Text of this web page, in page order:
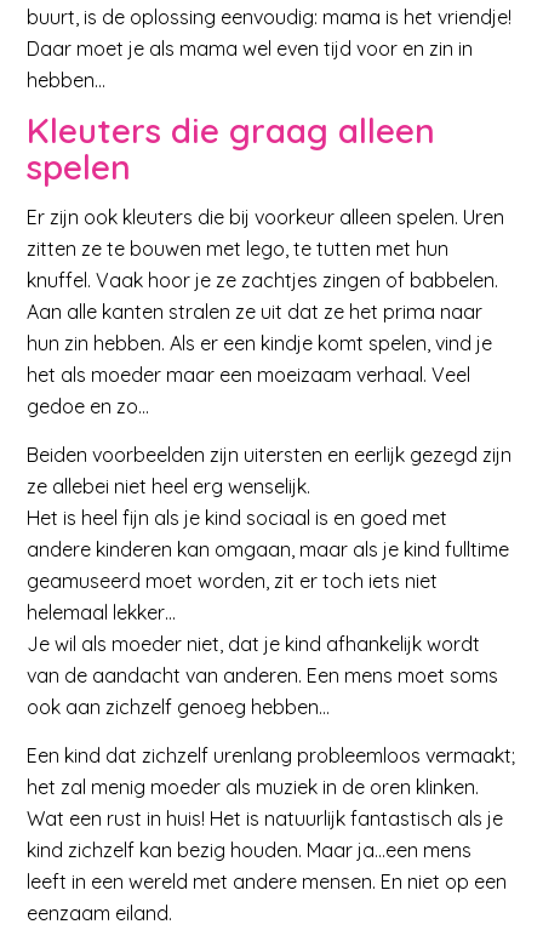
buurt, is de oplossing eenvoudig: mama is het vriendje!
Daar moet je als mama wel even tijd voor en zin in
hebben…
Kleuters die graag alleen
spelen
Er zijn ook kleuters die bij voorkeur alleen spelen. Uren
zitten ze te bouwen met lego, te tutten met hun
knuffel. Vaak hoor je ze zachtjes zingen of babbelen.
Aan alle kanten stralen ze uit dat ze het prima naar
hun zin hebben. Als er een kindje komt spelen, vind je
het als moeder maar een moeizaam verhaal. Veel
gedoe en zo…
Beiden voorbeelden zijn uitersten en eerlijk gezegd zijn
ze allebei niet heel erg wenselijk.
Het is heel fijn als je kind sociaal is en goed met
andere kinderen kan omgaan, maar als je kind fulltime
geamuseerd moet worden, zit er toch iets niet
helemaal lekker…
Je wil als moeder niet, dat je kind afhankelijk wordt
van de aandacht van anderen. Een mens moet soms
ook aan zichzelf genoeg hebben…
Een kind dat zichzelf urenlang probleemloos vermaakt;
het zal menig moeder als muziek in de oren klinken.
Wat een rust in huis! Het is natuurlijk fantastisch als je
kind zichzelf kan bezig houden. Maar ja…een mens
leeft in een wereld met andere mensen. En niet op een
eenzaam eiland.